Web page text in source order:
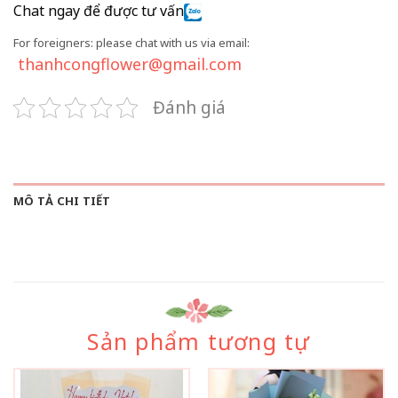
Chat ngay để được tư vấn
For foreigners: please chat with us via email:
thanhcongflower@gmail.com
Đánh giá
MÔ TẢ CHI TIẾT
Sản phẩm tương tự